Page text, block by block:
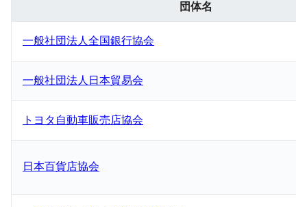
団体名
一般社団法人全国銀行協会
一般社団法人日本貿易会
トヨタ自動車販売店協会
日本百貨店協会